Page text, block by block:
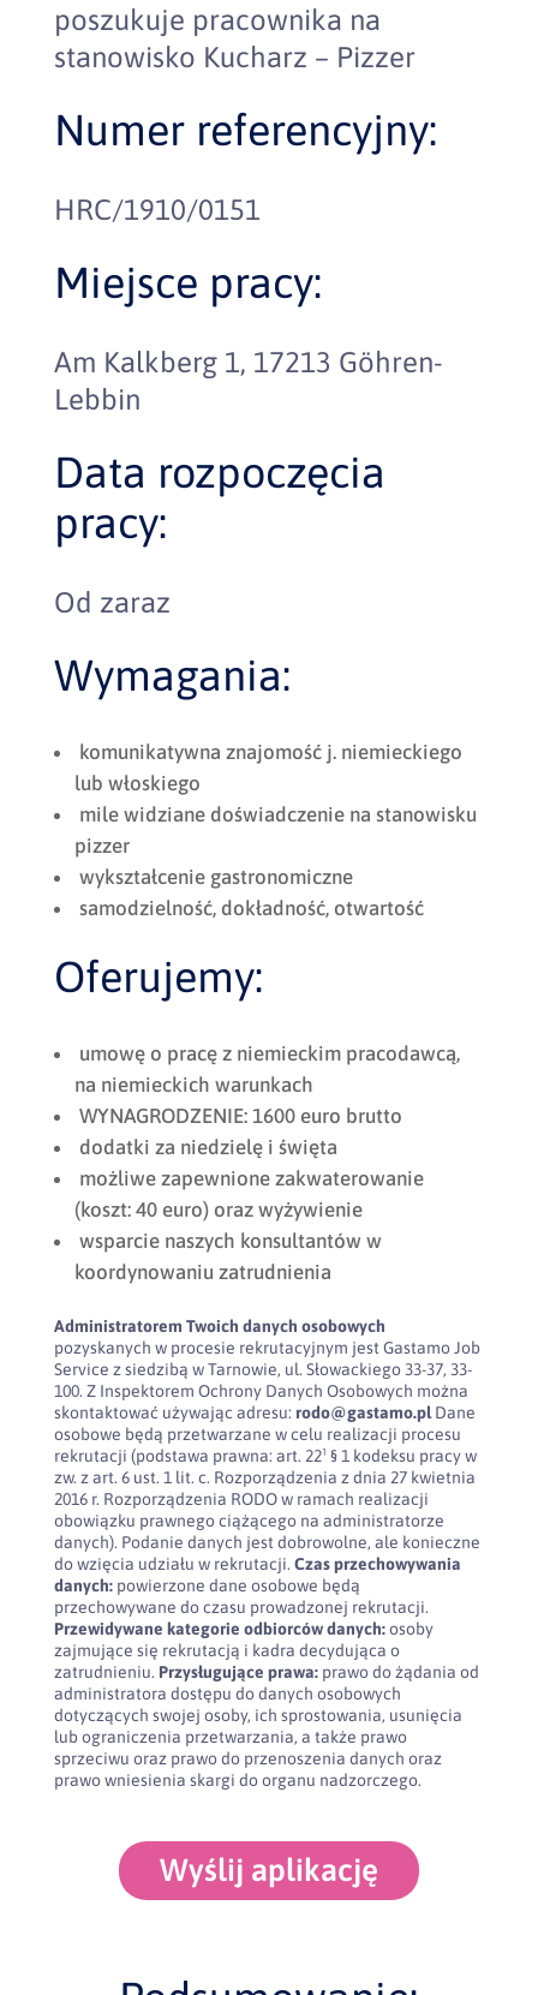
poszukuje pracownika na
stanowisko Kucharz – Pizzer
Numer referencyjny:
HRC/1910/0151
Miejsce pracy:
Am Kalkberg 1, 17213 Göhren-
Lebbin
Data rozpoczęcia
pracy:
Od zaraz
Wymagania:
komunikatywna znajomość j. niemieckiego
lub włoskiego
mile widziane doświadczenie na stanowisku
pizzer
wykształcenie gastronomiczne
samodzielność, dokładność, otwartość
Oferujemy:
umowę o pracę z niemieckim pracodawcą,
na niemieckich warunkach
WYNAGRODZENIE: 1600 euro brutto
dodatki za niedzielę i święta
możliwe zapewnione zakwaterowanie
(koszt: 40 euro) oraz wyżywienie
wsparcie naszych konsultantów w
koordynowaniu zatrudnienia
Administratorem Twoich danych osobowych
pozyskanych w procesie rekrutacyjnym jest Gastamo Job
Service z siedzibą w Tarnowie, ul. Słowackiego 33-37, 33-
100. Z Inspektorem Ochrony Danych Osobowych można
skontaktować używając adresu: rodo@gastamo.plDane
osobowe będą przetwarzane w celu realizacji procesu
rekrutacji (podstawa prawna: art. 22¹ § 1 kodeksu pracy w
zw. z art. 6 ust. 1 lit. c. Rozporządzenia z dnia 27 kwietnia
2016 r. Rozporządzenia RODO w ramach realizacji
obowiązku prawnego ciążącego na administratorze
danych). Podanie danych jest dobrowolne, ale konieczne
do wzięcia udziału w rekrutacji. Czas przechowywania
danych:powierzone dane osobowe będą
przechowywane do czasu prowadzonej rekrutacji.
Przewidywane kategorie odbiorców danych:osoby
zajmujące się rekrutacją i kadra decydująca o
zatrudnieniu. Przysługujące prawa:prawo do żądania od
administratora dostępu do danych osobowych
dotyczących swojej osoby, ich sprostowania, usunięcia
lub ograniczenia przetwarzania, a także prawo
sprzeciwu oraz prawo do przenoszenia danych oraz
prawo wniesienia skargi do organu nadzorczego.
Wyślij aplikację